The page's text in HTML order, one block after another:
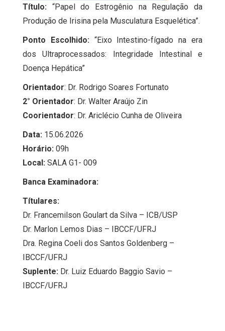
Título: “Papel do Estrogênio na Regulação da
Produção de Irisina pela Musculatura Esquelética”.
Ponto Escolhido:“Eixo Intestino-fígado na era
dos Ultraprocessados: Integridade Intestinal e
Doença Hepática”
Orientador: Dr. Rodrigo Soares Fortunato
2° Orientador: Dr. Walter Araújo Zin
Coorientador: Dr. Ariclécio Cunha de Oliveira
Data: 15.06.2026
Horário: 09h
Local: SALA G1- 009
Banca Examinadora:
Títulares:
Dr. Francemilson Goulart da Silva – ICB/USP
Dr. Marlon Lemos Dias – IBCCF/UFRJ
Dra. Regina Coeli dos Santos Goldenberg –
IBCCF/UFRJ
Suplente: Dr. Luiz Eduardo Baggio Savio –
IBCCF/UFRJ